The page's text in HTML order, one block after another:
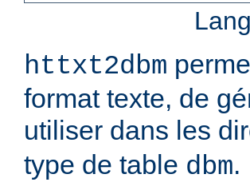
httxt2dbm
format texte, de
utiliser dans les
type de table dbm.